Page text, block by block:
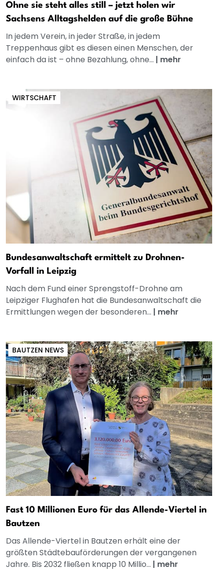
Ohne sie steht alles still – jetzt holen wir
Sachsens Alltagshelden auf die große Bühne
In jedem Verein, in jeder Straße, in jedem
Treppenhaus gibt es diesen einen Menschen, der
einfach da ist – ohne Bezahlung, ohne... | mehr
WIRTSCHAFT
Bundesanwaltschaft ermittelt zu Drohnen-
Vorfall in Leipzig
Nach dem Fund einer Sprengstoff-Drohne am
Leipziger Flughafen hat die Bundesanwaltschaft die
Ermittlungen wegen der besonderen... | mehr
BAUTZEN NEWS
Fast 10 Millionen Euro für das Allende-Viertel in
Bautzen
Das Allende-Viertel in Bautzen erhält eine der
größten Städtebauförderungen der vergangenen
Jahre. Bis 2032 fließen knapp 10 Millio... | mehr